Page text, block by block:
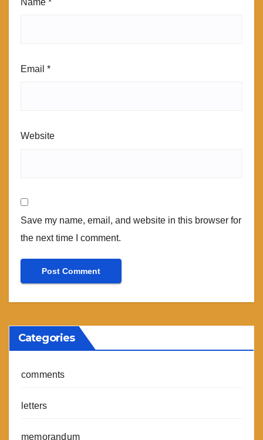
Name *
Email *
Website
Save my name, email, and website in this browser for
the next time I comment.
Categories
comments
letters
memorandum